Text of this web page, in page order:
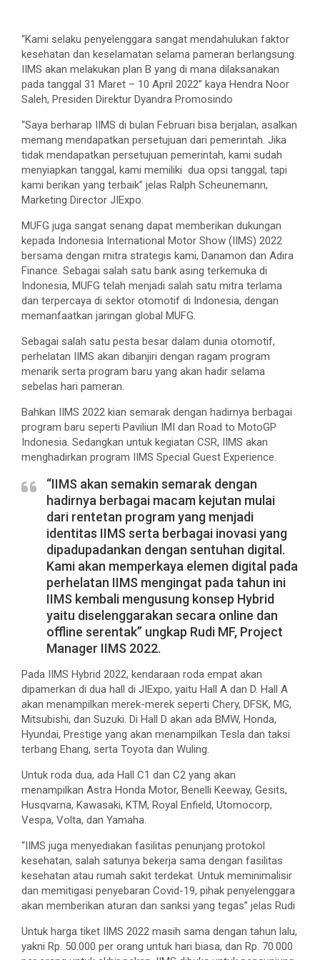
“Kami selaku penyelenggara sangat mendahulukan faktor
kesehatan dan keselamatan selama pameran berlangsung.
IIMS akan melakukan plan B yang di mana dilaksanakan
pada tanggal 31 Maret – 10 April 2022” kaya Hendra Noor
Saleh, Presiden Direktur Dyandra Promosindo
“Saya berharap IIMS di bulan Februari bisa berjalan, asalkan
memang mendapatkan persetujuan dari pemerintah. Jika
tidak mendapatkan persetujuan pemerintah, kami sudah
menyiapkan tanggal, kami memiliki dua opsi tanggal, tapi
kami berikan yang terbaik” jelas Ralph Scheunemann,
Marketing Director JIExpo.
MUFG juga sangat senang dapat memberikan dukungan
kepada Indonesia International Motor Show (IIMS) 2022
bersama dengan mitra strategis kami, Danamon dan Adira
Finance. Sebagai salah satu bank asing terkemuka di
Indonesia, MUFG telah menjadi salah satu mitra terlama
dan terpercaya di sektor otomotif di Indonesia, dengan
memanfaatkan jaringan global MUFG.
Sebagai salah satu pesta besar dalam dunia otomotif,
perhelatan IIMS akan dibanjiri dengan ragam program
menarik serta program baru yang akan hadir selama
sebelas hari pameran.
Bahkan IIMS 2022 kian semarak dengan hadirnya berbagai
program baru seperti Paviliun IMI dan Road to MotoGP
Indonesia. Sedangkan untuk kegiatan CSR, IIMS akan
menghadirkan program IIMS Special Guest Experience.
“IIMS akan semakin semarak dengan
hadirnya berbagai macam kejutan mulai
dari rentetan program yang menjadi
identitas IIMS serta berbagai inovasi yang
dipadupadankan dengan sentuhan digital.
Kami akan memperkaya elemen digital pada
perhelatan IIMS mengingat pada tahun ini
IIMS kembali mengusung konsep Hybrid
yaitu diselenggarakan secara online dan
offline serentak” ungkap Rudi MF, Project
Manager IIMS 2022.
Pada IIMS Hybrid 2022, kendaraan roda empat akan
dipamerkan di dua hall di JIExpo, yaitu Hall A dan D. Hall A
akan menampilkan merek-merek seperti Chery, DFSK, MG,
Mitsubishi, dan Suzuki. Di Hall D akan ada BMW, Honda,
Hyundai, Prestige yang akan menampilkan Tesla dan taksi
terbang Ehang, serta Toyota dan Wuling.
Untuk roda dua, ada Hall C1 dan C2 yang akan
menampilkan Astra Honda Motor, Benelli Keeway, Gesits,
Husqvarna, Kawasaki, KTM, Royal Enfield, Utomocorp,
Vespa, Volta, dan Yamaha.
“IIMS juga menyediakan fasilitas penunjang protokol
kesehatan, salah satunya bekerja sama dengan fasilitas
kesehatan atau rumah sakit terdekat. Untuk meminimalisir
dan memitigasi penyebaran Covid-19, pihak penyelenggara
akan memberikan aturan dan sanksi yang tegas” jelas Rudi
Untuk harga tiket IIMS 2022 masih sama dengan tahun lalu,
yakni Rp. 50.000 per orang untuk hari biasa, dan Rp. 70.000